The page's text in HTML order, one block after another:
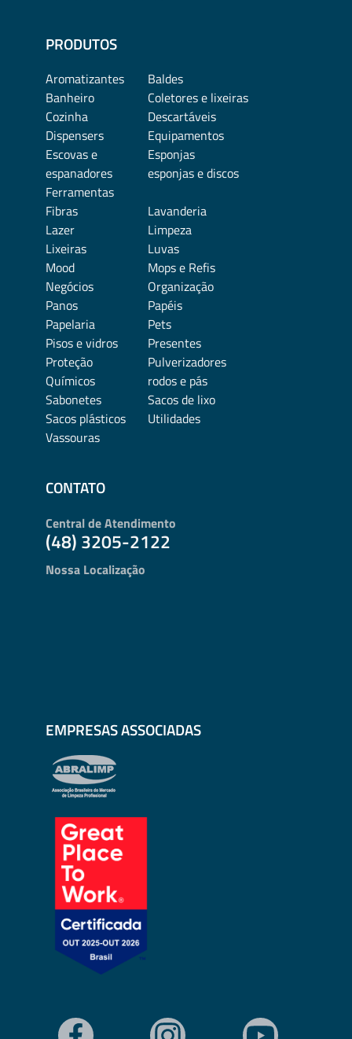
PRODUTOS
Aromatizantes
Baldes
Banheiro
Coletores e lixeiras
Cozinha
Descartáveis
Dispensers
Equipamentos
Escovas e
espanadores
Esponjas
esponjas e discos
Ferramentas
Fibras
Lavanderia
Lazer
Limpeza
Lixeiras
Luvas
Mood
Mops e Refis
Negócios
Organização
Panos
Papéis
Papelaria
Pets
Pisos e vidros
Presentes
Proteção
Pulverizadores
Químicos
rodos e pás
Sabonetes
Sacos de lixo
Sacos plásticos
Utilidades
Vassouras
CONTATO
Central de Atendimento
(48) 3205-2122
Nossa Localização
EMPRESAS ASSOCIADAS